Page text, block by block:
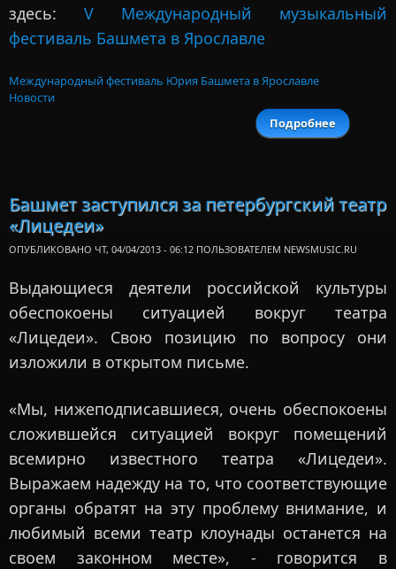
здесь: V Международный музыкальный
фестиваль Башмета в Ярославле
Международный фестиваль Юрия Башмета в Ярославле
Новости
Подробнее
Башмет заступился за петербургский театр
«Лицедеи»
ОПУБЛИКОВАНО ЧТ, 04/04/2013 - 06:12 ПОЛЬЗОВАТЕЛЕМ NEWSMUSIC.RU
Выдающиеся деятели российской культуры
обеспокоены ситуацией вокруг театра
«Лицедеи». Свою позицию по вопросу они
изложили в открытом письме.
«Мы, нижеподписавшиеся, очень обеспокоены
сложившейся ситуацией вокруг помещений
всемирно известного театра «Лицедеи».
Выражаем надежду на то, что соответствующие
органы обратят на эту проблему внимание, и
любимый всеми театр клоунады останется на
своем законном месте», - говорится в